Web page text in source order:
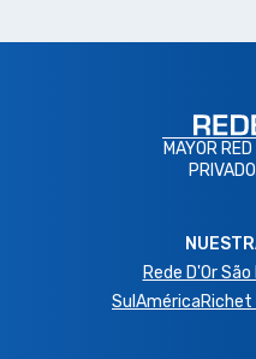
MAYOR
Rede D'Or São
SulAmérica